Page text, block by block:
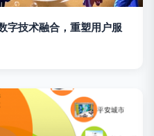
字技术融合，重塑用户服